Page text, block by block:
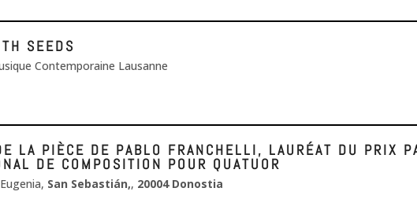
SEEDS
Contemporaine Lausanne
LA PIÈCE DE PABLO FRANCHELLI, LAURÉAT DU PRIX
DE COMPOSITION POUR QUATUOR
San Sebastián,, 20004 Donostia